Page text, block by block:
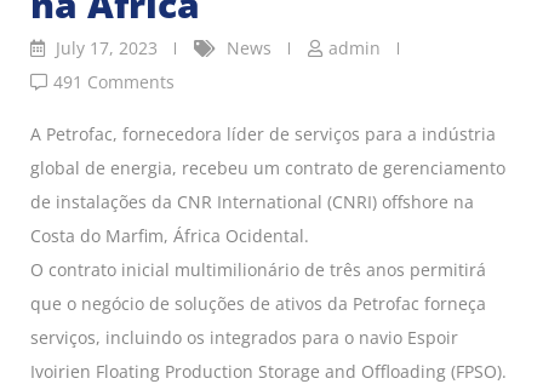
July 17, 2023 News
admin
491 Comments
A Petrofac, fornecedora líder de serviços para a indústria
global de energia, recebeu um contrato de gerenciamento
de instalações da CNR International (CNRI) offshore na
Costa do Marfim, África Ocidental.
O contrato inicial multimilionário de três anos permitirá
que o negócio de soluções de ativos da Petrofac forneça
serviços, incluindo os integrados para o navio Espoir
Ivoirien Floating Production Storage and Offloading (FPSO).